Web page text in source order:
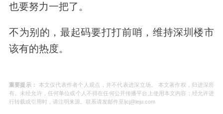
也要努力一把了。
不为别的，最起码要打打前哨，维持深圳楼市
该有的热度。
重要提示：
本文仅代表作者个人观点，并不代表进深立场。 本文著作权，归进深所
有。未经允许，任何单位或个人不得在任何公开传播平台上使用本文内容；经允许进
行转载或引用时，请注明来源。联系请发邮件至ljcj@leju.com